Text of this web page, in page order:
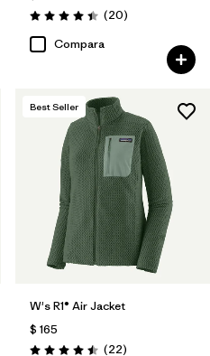
Valoración: 4.5 / 5
(20Comentarios
)
Compara
Best Seller
W's R1® Air Jacket
$ 165
(22Comentarios
)